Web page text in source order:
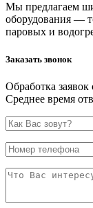
Мы предлагаем
оборудования —
паровых и
Заказать звонок
Обработка заявок
Среднее время